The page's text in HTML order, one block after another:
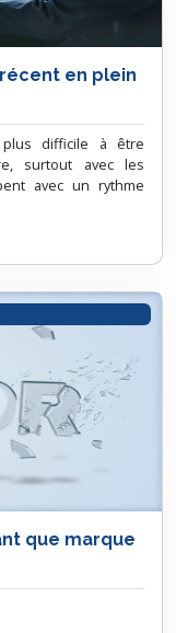
en plein
difficile à être
surtout avec les
avec un rythme
que marque